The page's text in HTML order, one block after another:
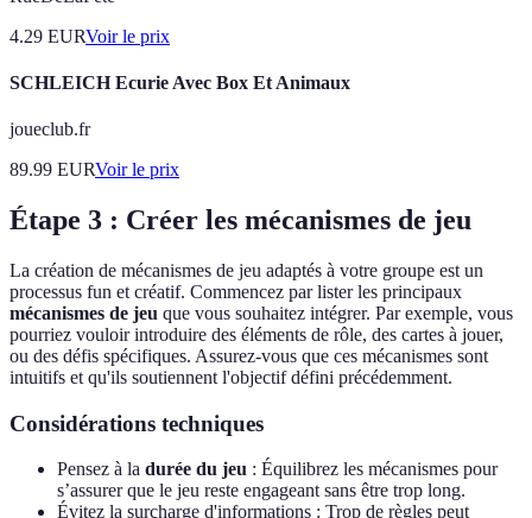
4.29 EURVoir le prix
SCHLEICH Ecurie Avec Box Et Animaux
joueclub.fr
89.99 EURVoir le prix
Étape 3 : Créer les mécanismes de jeu
La création de mécanismes de jeu adaptés à votre groupe est un
processus fun et créatif. Commencez par lister les principaux
mécanismes de jeu que vous souhaitez intégrer. Par exemple, vous
pourriez vouloir introduire des éléments de rôle, des cartes à jouer,
ou des défis spécifiques. Assurez-vous que ces mécanismes sont
intuitifs et qu'ils soutiennent l'objectif défini précédemment.
Considérations techniques
Pensez à la durée du jeu : Équilibrez les mécanismes pour
s’assurer que le jeu reste engageant sans être trop long.
Évitez la surcharge d'informations : Trop de règles peut